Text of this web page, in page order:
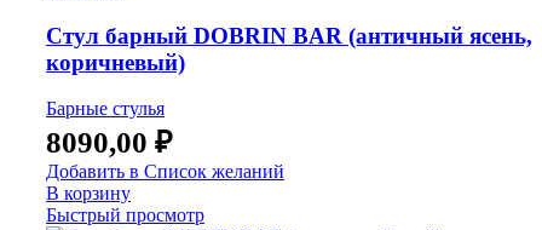
Стул барный DOBRIN BAR (античный ясень,
коричневый)
Барные стулья
8090,00 ₽
Добавить в Список желаний
В корзину
Быстрый просмотр